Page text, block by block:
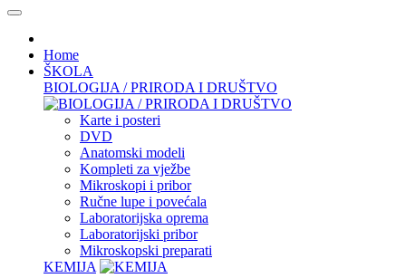
Home
ŠKOLA
BIOLOGIJA / PRIRODA I DRUŠTVO
Karte i posteri
DVD
Anatomski modeli
Kompleti za vježbe
Mikroskopi i pribor
Ručne lupe i povećala
Laboratorijska oprema
Laboratorijski pribor
Mikroskopski preparati
KEMIJA